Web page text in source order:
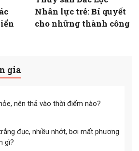
Nhân lực trẻ: Bí quyết
cho những thành công
gia
nên thả vào thời điểm nào?
đục, nhiều nhớt, bơi mất phương
gì?